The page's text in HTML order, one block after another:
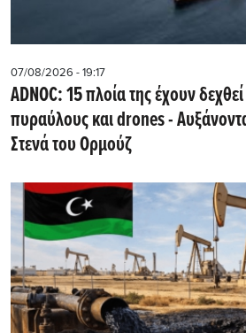
07/08/2026 - 19:17
ADNOC: 15 πλοία της έχουν
πυραύλους και drones - Aυξάνονται οι κίνδυνοι στα
Στενά του Ορμούζ